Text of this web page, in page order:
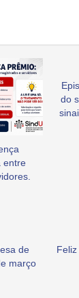
entre
do
de
março